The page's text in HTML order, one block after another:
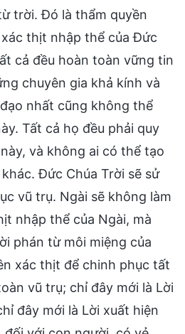
trời. Đó là thẩm quyền
thịt nhập thể của Đức
cả đều hoàn toàn vững tin
chuyên gia khả kính và
nhất cũng không thể
Tất cả họ đều phải quy
và không ai có thể tạo
Đức Chúa Trời sẽ sử
vũ trụ. Ngài sẽ không làm
nhập thể của Ngài, mà
phán từ môi miệng của
xác thịt để chinh phục tất
vũ trụ; chỉ đây mới là Lời
đây mới là Lời xuất hiện